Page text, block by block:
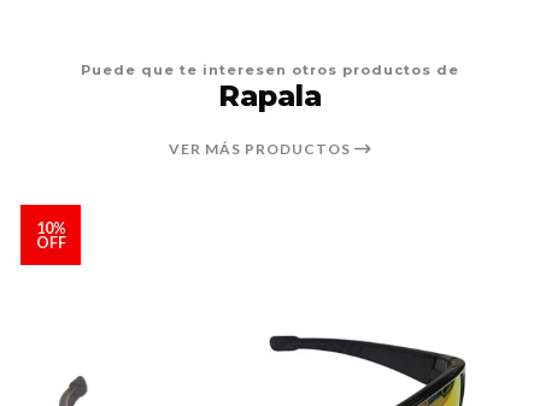
Puede que te interesen otros productos de
Rapala
VER MÁS PRODUCTOS
10%
OFF